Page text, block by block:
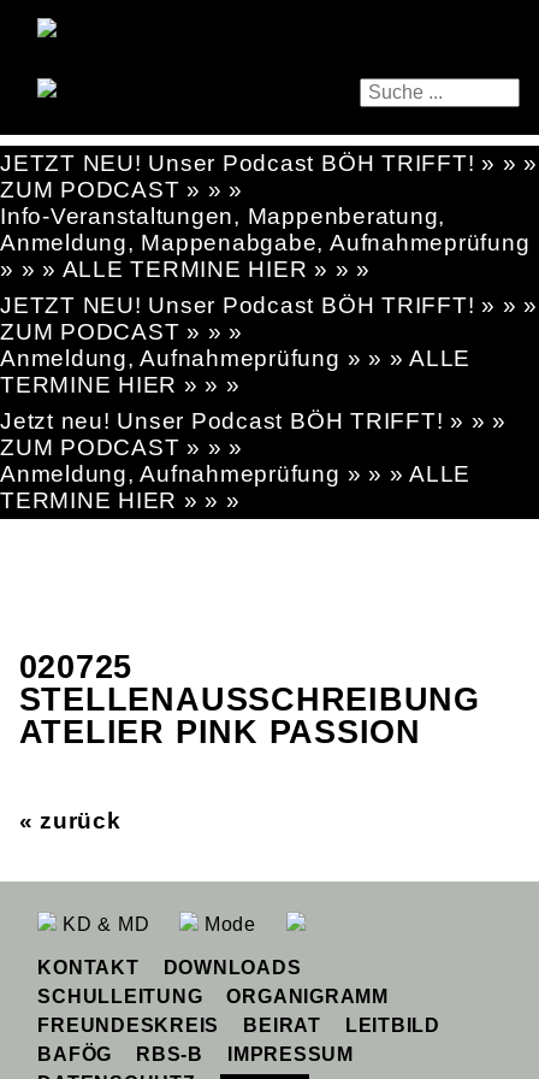
JETZT NEU! Unser Podcast BÖH TRIFFT! » » »
ZUM PODCAST » » »
Info-Veranstaltungen, Mappenberatung,
Anmeldung, Mappenabgabe, Aufnahmeprüfung
» » » ALLE TERMINE HIER » » »
JETZT NEU! Unser Podcast BÖH TRIFFT! » » »
ZUM PODCAST » » »
Anmeldung, Aufnahmeprüfung » » » ALLE
TERMINE HIER » » »
Jetzt neu! Unser Podcast BÖH TRIFFT! » » »
ZUM PODCAST » » »
Anmeldung, Aufnahmeprüfung » » » ALLE
TERMINE HIER » » »
020725
STELLENAUSSCHREIBUNG
ATELIER PINK PASSION
« zurück
KD & MD Mode
KONTAKT
DOWNLOADS
SCHULLEITUNG
ORGANIGRAMM
FREUNDESKREIS
BEIRAT
LEITBILD
BAFÖG
RBS-B
IMPRESSUM